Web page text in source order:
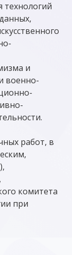
технологий
и
военно-
работ, в
комитета
при